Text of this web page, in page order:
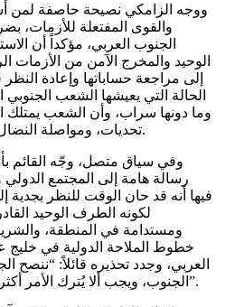
ووجه الزامكي نصيحة حاصفة لمن
والقوى المفتعلة للأزمات،
الجنوب العربي، مؤكداً أن
الوحيد والمخرج الآمن من الأزمات
إلى مراجعة حساباتها وإعادة
الحالة التي يعيشها الشعب
وما دونها سراب، وأن الشعب يمتلك
تحديات، ومواصلة النضال حتى تحقيق كافة مطالبه.
وفي سياق متصل، وجّه القائم
رسالة هامة إلى المجتمع
فيها أنه قد حان الوقت للنظر
لكونه الطرف الوحيد
ومستدامة في المنطقة،
خطوط الملاحة الدولية في خليج
العربي، وجدد تحذيره قائلاً: “ننصح
الجنوب، ويجب ألا يُترك الأمر أكثر من هذا دون حلول جذرية”.